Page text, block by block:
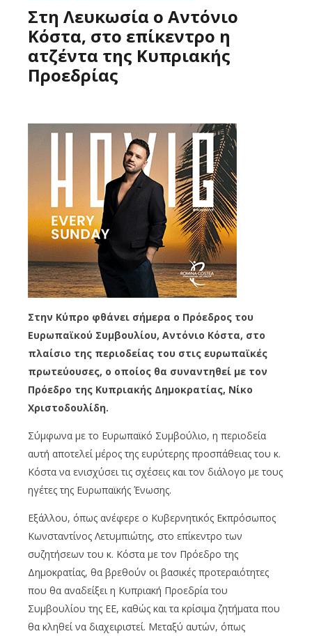
Στη Λευκωσία ο Αντόνιο
Κόστα, στο επίκεντρο η
ατζέντα της Κυπριακής
Προεδρίας
Στην Κύπρο φθάνει σήμερα ο Πρόεδρος του
Ευρωπαϊκού Συμβουλίου, Αντόνιο Κόστα, στο
πλαίσιο της περιοδείας του στις ευρωπαϊκές
πρωτεύουσες, ο οποίος θα συναντηθεί με τον
Πρόεδρο της Κυπριακής Δημοκρατίας, Νίκο
Χριστοδουλίδη.
Σύμφωνα με το Ευρωπαϊκό Συμβούλιο, η περιοδεία
αυτή αποτελεί μέρος της ευρύτερης προσπάθειας του κ.
Κόστα να ενισχύσει τις σχέσεις και τον διάλογο με τους
ηγέτες της Ευρωπαϊκής Ένωσης.
Εξάλλου, όπως ανέφερε ο Κυβερνητικός Εκπρόσωπος
Κωνσταντίνος Λετυμπιώτης, στο επίκεντρο των
συζητήσεων του κ. Κόστα με τον Πρόεδρο της
Δημοκρατίας, θα βρεθούν οι βασικές προτεραιότητες
που θα αναδείξει η Κυπριακή Προεδρία του
Συμβουλίου της ΕΕ, καθώς και τα κρίσιμα ζητήματα που
θα κληθεί να διαχειριστεί. Μεταξύ αυτών, όπως